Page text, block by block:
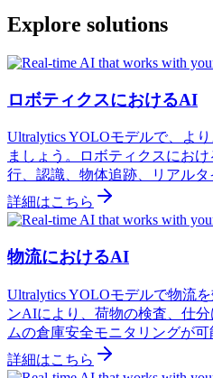
Explore solutions
ロボティクスにおけるAI
Ultralytics YOLOモデルで、よ
ましょう。ロボティクスにお
行、認識、物体追跡、リアルタ
詳細はこちら
物流におけるAI
Ultralytics YOLOモデルで物流
ンAIにより、荷物の検査、仕
ムの倉庫安全モニタリングが可
詳細はこちら